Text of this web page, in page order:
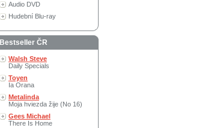
Audio DVD
Hudební Blu-ray
Bestseller ČR
Walsh Steve
Daily Specials
Toyen
Ia Orana
Metalinda
Moja hviezda žije (No 16)
Gees Michael
There Is Home